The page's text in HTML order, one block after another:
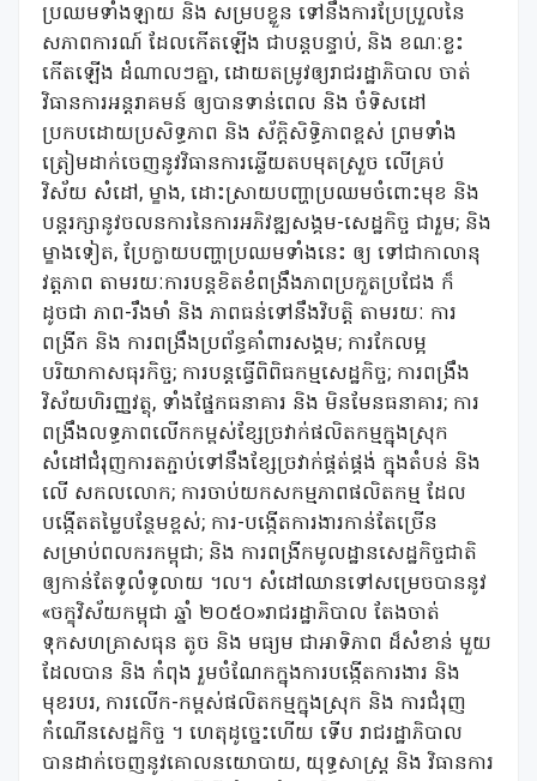
ប្រឈមទាំងឡាយ និង សម្របខ្លួន ទៅនឹងការ​ប្រែប្រួលនៃ
សភាពការណ៍​ ដែល​កើត​ឡើង ជា​បន្ដបន្ទាប់, និង ខណៈខ្លះ
កើតឡើង ​ដំណាលៗគ្នា, ដោយតម្រូវឲ្យរាជរដ្ឋាភិបាល ចាត់
វិធានការអន្តរាគមន៍ ឲ្យបានទាន់ពេល និង ចំទិសដៅ
ប្រកបដោយប្រសិទ្ធភាព និង ស័ក្តិសិទ្ធិភាពខ្ពស់ ព្រមទាំង
ត្រៀមដាក់ចេញនូវ​វិធានការឆ្លើយតបមុតស្រួច លើគ្រប់
វិស័យ សំដៅ, ម្ខាង, ដោះស្រាយបញ្ហាប្រឈមចំពោះមុខ និង
បន្តរក្សានូវចលនការនៃការអភិវឌ្ឍសង្គម-សេដ្ឋកិច្ច ជារួម; និង
ម្ខាងទៀត, ប្រែក្លាយបញ្ហា​ប្រឈមទាំងនេះ ឲ្យ ទៅ​ជាកាលានុ
វត្តភាព តាមរយៈការបន្តខិតខំពង្រឹងភាពប្រកួតប្រជែង ក៏
ដូចជា ភាព-រឹងមាំ និង ភាពធន់ទៅនឹងវិបត្តិ តាមរយៈ ការ
ពង្រីក និង ការពង្រឹងប្រព័ន្ធគាំពារសង្គម; ការកែលម្អ
បរិយាកាសធុរកិច្ច; ការបន្តធ្វើពិពិធកម្មសេដ្ឋកិច្ច; ការពង្រឹង
វិស័យហិរញ្ញវត្ថុ, ទាំងផ្នែកធនាគារ និង មិនមែនធនាគារ;​ ការ
ពង្រឹងលទ្ធភាពលើកកម្ពស់ខ្សែច្រវាក់ផលិតកម្មក្នុង​ស្រុក
សំដៅជំរុញការតភ្ជាប់ទៅនឹងខ្សែច្រវាក់ផ្គត់ផ្គង់ ក្នុង​តំបន់ និង​
លើ សកលលោក; ការចាប់យកសកម្មភាពផលិតកម្ម ដែល
បង្កើតតម្លៃបន្ថែមខ្ពស់; ការ-បង្កើតការងារកាន់តែច្រើន
សម្រាប់ពលករកម្ពុជា; និង ការពង្រីកមូលដ្ឋានសេដ្ឋកិច្ចជាតិ
ឲ្យកាន់តែទូលំទូលាយ ។ល។ សំដៅឈានទៅសម្រេចបាននូវ
«ចក្ខុវិស័យកម្ពុជា ឆ្នាំ ២០៥០»រាជរដ្ឋាភិបាល តែងចាត់
ទុកសហគ្រាសធុន តូច និង មធ្យម ជាអាទិភាព ដ៏សំខាន់ មួយ
ដែលបាន និង កំពុង រួមចំណែកក្នុងការបង្កើតការងារ និង
មុខរបរ, ការលើក-កម្ពស់ផលិតកម្មក្នុងស្រុក និង ការជំរុញ
កំណើនសេដ្ឋកិច្ច ។ ហេតុដូច្នេះហើយ ទើប រាជរដ្ឋាភិបាល
បានដាក់ចេញនូវគោលនយោបាយ, យុទ្ធសាស្ត្រ និង វិធានការ